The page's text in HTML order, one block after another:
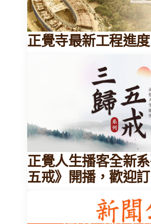
正覺寺最新工程進度
正覺人生播客全新
五戒》開播，歡迎訂